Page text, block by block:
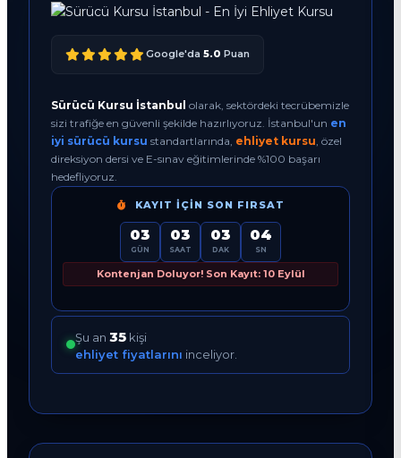
Google'da 5.0 Puan
Sürücü Kursu İstanbul olarak, sektördeki tecrübemizle
sizi trafiğe en güvenli şekilde hazırlıyoruz. İstanbul'un en
iyi sürücü kursu standartlarında, ehliyet kursu , özel
direksiyon dersi ve E-sınav eğitimlerinde %100 başarı
hedefliyoruz.
KAYIT İÇIN SON FIRSAT
03
GÜN
03
SAAT
03
DAK
03
SN
Kontenjan Doluyor! Son Kayıt: 10 Eylül
Şu an 35 kişi
ehliyet fiyatlarını inceliyor.